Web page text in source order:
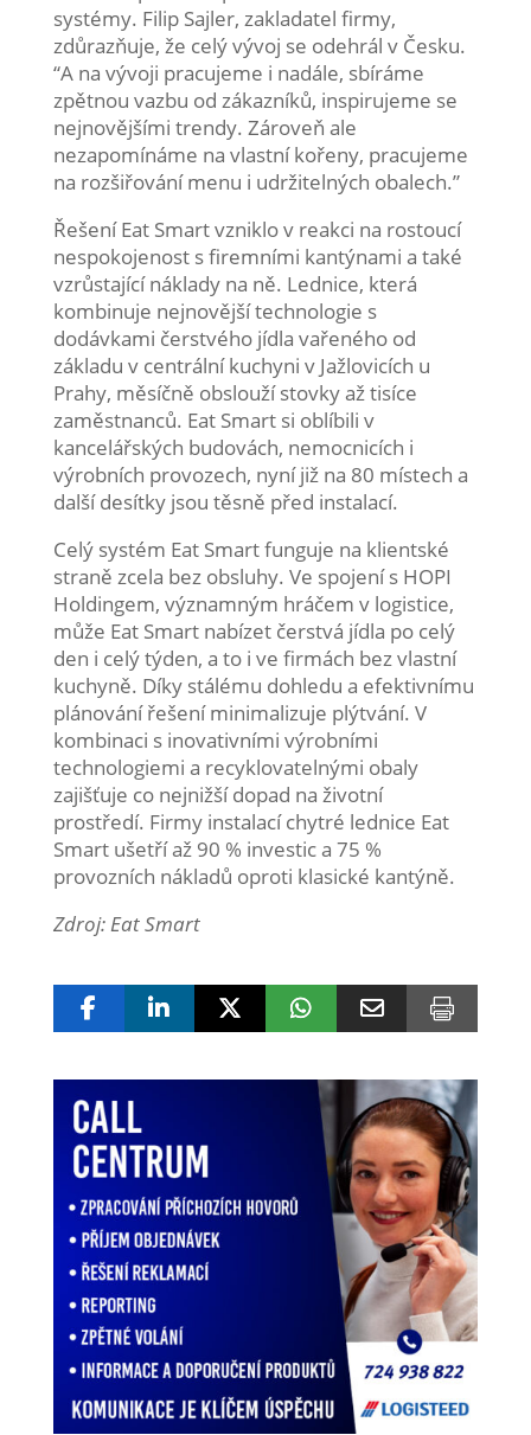
systémy. Filip Sajler, zakladatel firmy,
zdůrazňuje, že celý vývoj se odehrál v Česku.
“A na vývoji pracujeme i nadále, sbíráme
zpětnou vazbu od zákazníků, inspirujeme se
nejnovějšími trendy. Zároveň ale
nezapomínáme na vlastní kořeny, pracujeme
na rozšiřování menu i udržitelných obalech.”
Řešení Eat Smart vzniklo v reakci na rostoucí
nespokojenost s firemními kantýnami a také
vzrůstající náklady na ně. Lednice, která
kombinuje nejnovější technologie s
dodávkami čerstvého jídla vařeného od
základu v centrální kuchyni v Jažlovicích u
Prahy, měsíčně obslouží stovky až tisíce
zaměstnanců. Eat Smart si oblíbili v
kancelářských budovách, nemocnicích i
výrobních provozech, nyní již na 80 místech a
další desítky jsou těsně před instalací.
Celý systém Eat Smart funguje na klientské
straně zcela bez obsluhy. Ve spojení s HOPI
Holdingem, významným hráčem v logistice,
může Eat Smart nabízet čerstvá jídla po celý
den i celý týden, a to i ve firmách bez vlastní
kuchyně. Díky stálému dohledu a efektivnímu
plánování řešení minimalizuje plýtvání. V
kombinaci s inovativními výrobními
technologiemi a recyklovatelnými obaly
zajišťuje co nejnižší dopad na životní
prostředí. Firmy instalací chytré lednice Eat
Smart ušetří až 90 % investic a 75 %
provozních nákladů oproti klasické kantýně.
Zdroj: Eat Smart